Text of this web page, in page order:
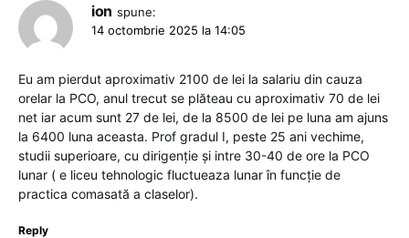
ion spune:
14 octombrie 2025 la 14:05
Eu am pierdut aproximativ 2100 de lei la salariu din cauza
orelar la PCO, anul trecut se plăteau cu aproximativ 70 de lei
net iar acum sunt 27 de lei, de la 8500 de lei pe luna am ajuns
la 6400 luna aceasta. Prof gradul I, peste 25 ani vechime,
studii superioare, cu dirigenție și intre 30-40 de ore la PCO
lunar ( e liceu tehnologic fluctueaza lunar în funcție de
practica comasată a claselor).
Reply